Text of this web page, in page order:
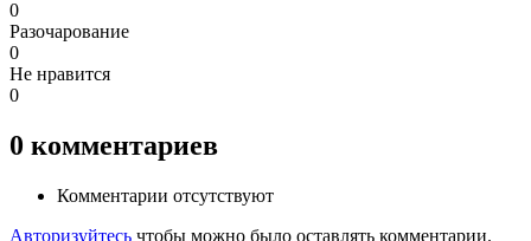
0
Разочарование
0
Не нравится
0
0 комментариев
Комментарии отсутствуют
Авторизуйтесь чтобы можно было оставлять комментарии.